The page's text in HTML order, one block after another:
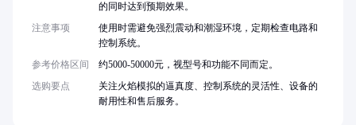
的同时达到预期效果。
注意事项
使用时需避免强烈震动和潮湿环境，定期检查电路和
控制系统。
参考价格区间
约5000-50000元，视型号和功能不同而定。
选购要点
关注火焰模拟的逼真度、控制系统的灵活性、设备的
耐用性和售后服务。